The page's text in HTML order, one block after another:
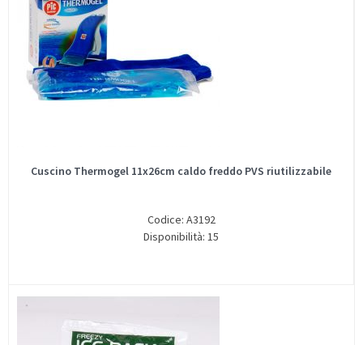
Cuscino Thermogel 11x26cm caldo freddo PVS riutilizzabile
Codice: A3192
Disponibilità: 15